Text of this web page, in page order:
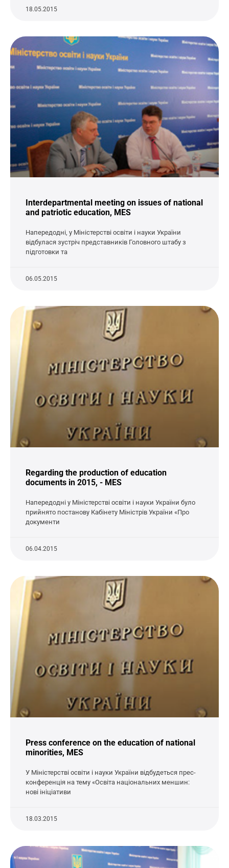
18.05.2015
Interdepartmental meeting on issues of national
and patriotic education, MES
Напередодні, у Міністерстві освіти і науки України
відбулася зустріч представників Головного штабу з
підготовки та
06.05.2015
Regarding the production of education
documents in 2015, - MES
Напередодні у Міністерстві освіти і науки України було
прийнято постанову Кабінету Міністрів України «Про
документи
06.04.2015
Press conference on the education of national
minorities, MES
У Міністерстві освіти і науки України відбудеться прес-
конференція на тему «Освіта національних меншин:
нові ініціативи
18.03.2015